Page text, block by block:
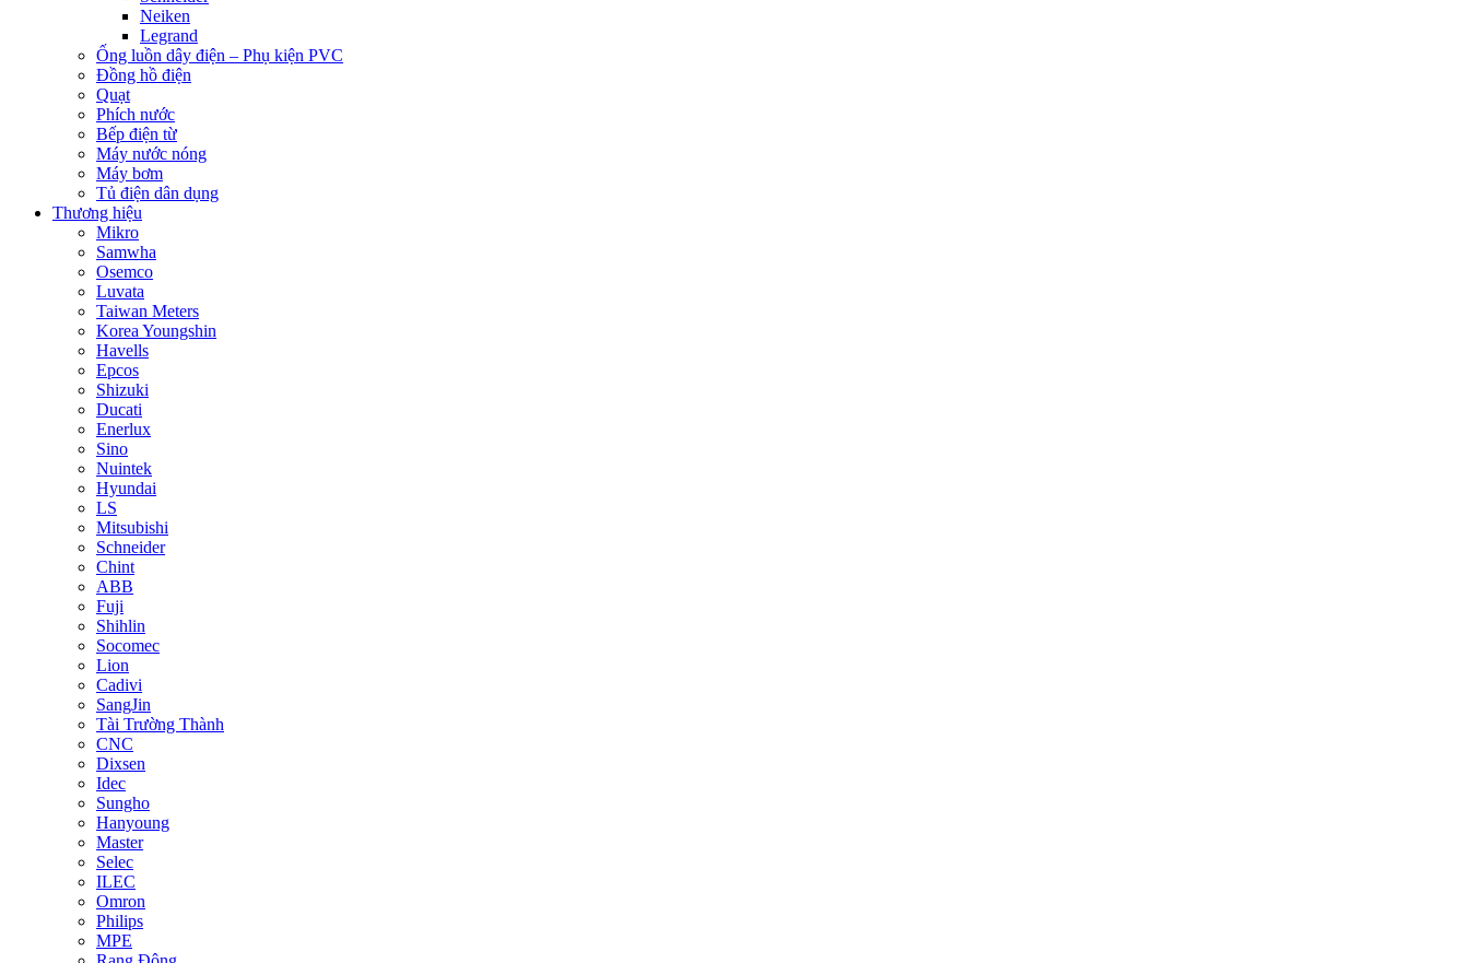
Neiken
Legrand
Ống luồn dây điện – Phụ kiện PVC
Đồng hồ điện
Quạt
Phích nước
Bếp điện từ
Máy nước nóng
Máy bơm
Tủ điện dân dụng
Thương hiệu
Mikro
Samwha
Osemco
Luvata
Taiwan Meters
Korea Youngshin
Havells
Epcos
Shizuki
Ducati
Enerlux
Sino
Nuintek
Hyundai
LS
Mitsubishi
Schneider
Chint
ABB
Fuji
Shihlin
Socomec
Lion
Cadivi
SangJin
Tài Trường Thành
CNC
Dixsen
Idec
Sungho
Hanyoung
Master
Selec
ILEC
Omron
Philips
MPE